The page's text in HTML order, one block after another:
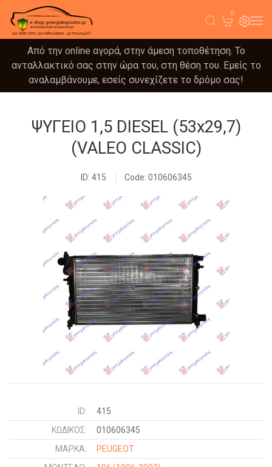
0
Από την online αγορά, στην άμεση τοποθέτηση. Το
ανταλλακτικό σας στην ώρα του, στη θέση του. Εμείς το
αναλαμβάνουμε, εσείς συνεχίζετε το δρόμο σας!
ΨΥΓΕΙΟ 1,5 DIESEL (53x29,7)
(VALEO CLASSIC)
ID: 415 Code: 010606345
ID:
415
ΚΩΔΙΚΌΣ:
010606345
ΜΑΡΚΑ:
PEUGEOT